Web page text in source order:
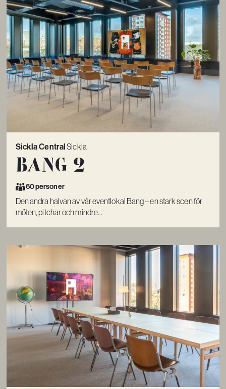
Sickla CentralSickla
Bang 2
60 personer
Den andra halvan av vår eventlokal Bang – en stark scen för
möten, pitchar och mindre...